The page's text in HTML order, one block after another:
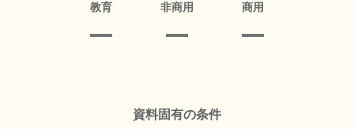
教育 非商用 商用
資料固有の条件